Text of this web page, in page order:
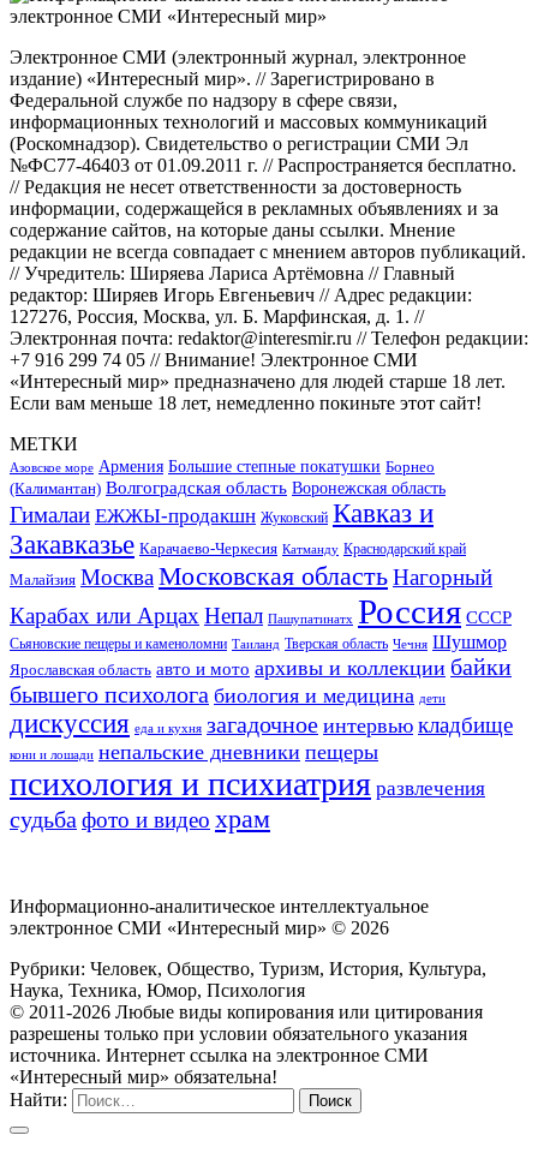
Электронное СМИ (электронный журнал, электронное
издание) «Интересный мир». // Зарегистрировано в
Федеральной службе по надзору в сфере связи,
информационных технологий и массовых коммуникаций
(Роскомнадзор). Свидетельство о регистрации СМИ Эл
№ФС77-46403 от 01.09.2011 г. // Распространяется бесплатно.
// Редакция не несет ответственности за достоверность
информации, содержащейся в рекламных объявлениях и за
содержание сайтов, на которые даны ссылки. Мнение
редакции не всегда совпадает с мнением авторов публикаций.
// Учредитель: Ширяева Лариса Артёмовна // Главный
редактор: Ширяев Игорь Евгеньевич // Адрес редакции:
127276, Россия, Москва, ул. Б. Марфинская, д. 1. //
Электронная почта: redaktor@interesmir.ru // Телефон редакции:
+7 916 299 74 05 // Внимание! Электронное СМИ
«Интересный мир» предназначено для людей старше 18 лет.
Если вам меньше 18 лет, немедленно покиньте этот сайт!
МЕТКИ
Азовское море Армения Большие степные покатушки Борнео
(Калимантан) Волгоградская область Воронежская область
Гималаи ЕЖЖЫ-продакшн Жуковский Кавказ и
Закавказье Карачаево-Черкесия Катманду Краснодарский край
Малайзия МоскваМосковская областьНагорный
Карабах или Арцах Непал Пашупатинатх Россия СССР
Сьяновские пещеры и каменоломни Таиланд Тверская область Чечня Шушмор
Ярославская область авто и мото архивы и коллекции байки
бывшего психолога биология и медицина дети
дискуссия еда и кухня загадочное интервью кладбище
кони и лошади непальские дневники пещеры
психология и психиатрия развлечения
судьба фото и видео храм
Информационно-аналитическое интеллектуальное
электронное СМИ «Интересный мир» © 2026
Рубрики: Человек, Общество, Туризм, История, Культура,
Наука, Техника, Юмор, Психология
© 2011-2026 Любые виды копирования или цитирования
разрешены только при условии обязательного указания
источника. Интернет ссылка на электронное СМИ
«Интересный мир» обязательна!
Найти: